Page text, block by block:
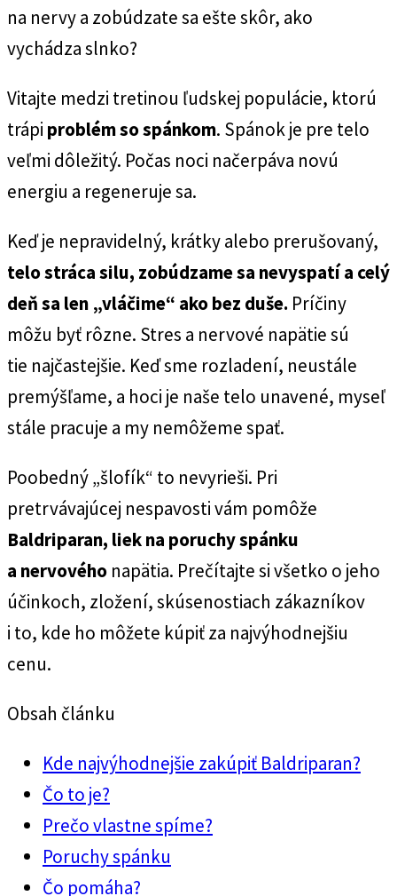
na nervy a zobúdzate sa ešte skôr, ako
vychádza slnko?
Vitajte medzi tretinou ľudskej populácie, ktorú
trápi problém so spánkom. Spánok je pre telo
veľmi dôležitý. Počas noci načerpáva novú
energiu a regeneruje sa.
Keď je nepravidelný, krátky alebo prerušovaný,
telo stráca silu, zobúdzame sa nevyspatí a celý
deň sa len „vláčime“ ako bez duše. Príčiny
môžu byť rôzne. Stres a nervové napätie sú
tie najčastejšie. Keď sme rozladení, neustále
premýšľame, a hoci je naše telo unavené, myseľ
stále pracuje a my nemôžeme spať.
Poobedný „šlofík“ to nevyrieši. Pri
pretrvávajúcej nespavosti vám pomôže
Baldriparan, liek na poruchy spánku
a nervového napätia. Prečítajte si všetko o jeho
účinkoch, zložení, skúsenostiach zákazníkov
i to, kde ho môžete kúpiť za najvýhodnejšiu
cenu.
Obsah článku
Kde najvýhodnejšie zakúpiť Baldriparan?
Čo to je?
Prečo vlastne spíme?
Poruchy spánku
Čo pomáha?